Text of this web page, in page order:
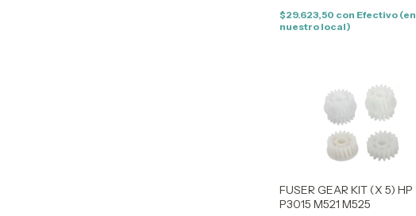
$29.623,50 con Efectivo (en
nuestro local)
FUSER GEAR KIT (X 5) HP
P3015 M521 M525